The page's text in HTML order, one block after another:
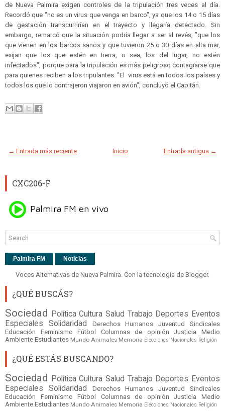
de Nueva Palmira exigen controles de la tripulación tres veces al día.
Recordó que "no es un virus que venga en barco", ya que los 14 o 15 días
de gestación transcurrirían en el trayecto y llegaría detectado. Sin
embargo, remarcó que la situación podría llegar a ser al revés, "que los
que vienen en los barcos sanos y que tuvieron 25 o 30 días en alta mar,
exijan que los que estén en tierra, o sea, los del lugar, no estén
infectados", porque para la tripulación es más peligroso contagiarse que
para quienes reciben a los tripulantes. "El virus está en todos los países y
todos los que lo contrajeron viajaron en avión", concluyó el Capitán.
← Entrada más reciente Entrada antigua →
Inicio
CXC206-F
Palmira FM Noticias
Voces Alternativas de Nueva Palmira. Con la tecnología de Blogger.
¿QUÉ BUSCÁS?
Sociedad Política Cultura Salud Trabajo Deportes Eventos
Especiales
Solidaridad Derechos Humanos Juventud
Sindicales
Educación
Feminismo Fútbol Columnas de opinión Justicia
Medio
Ambiente Estudiantes Mundo Animales Memoria Elecciones Nacionales Religión
¿QUÉ ESTÁS BUSCANDO?
Sociedad Política Cultura Salud Trabajo Deportes Eventos
Especiales
Solidaridad Derechos Humanos Juventud
Sindicales
Educación
Feminismo Fútbol Columnas de opinión Justicia
Medio
Ambiente Estudiantes Mundo Animales Memoria Elecciones Nacionales Religión